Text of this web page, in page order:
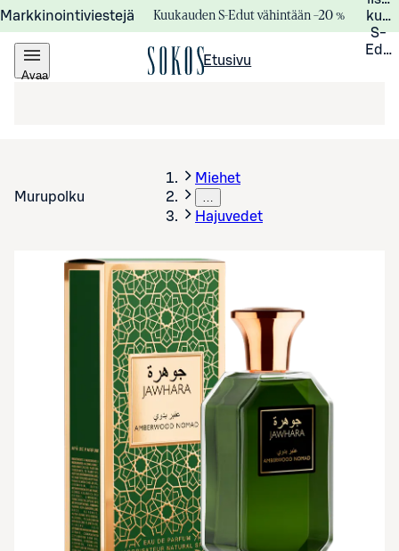
Markkinointiviestejä Kuukauden S-Edut vähintään –20 %
S-
Avaa
Etusivu
Murupolku
Miehet
…
Hajuvedet
Avaa tuotekuva suurennettuna